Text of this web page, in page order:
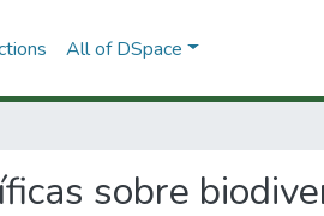
All of DSpace
sobre